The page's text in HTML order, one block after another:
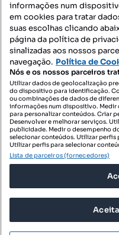
Mapa do Site
Contacte-nos
© 2026
informações num
em cookies para tratar
suas escolhas clicando
página da política de
sinalizadas aos nossos
navegação. Política de
Nós e os nossos parceiros
Utilizar dados de geolocalização
do dispositivo para identificação.
ou combinações de dados de
informações num dispositivo.
para personalizar conteúdos. Criar
Desenvolver e melhorar serviços.
publicidade. Medir o desempenho
selecionar conteúdos. Utilizar
Utilizar perfis para selecionar
Lista de parceiros (fornecedores)